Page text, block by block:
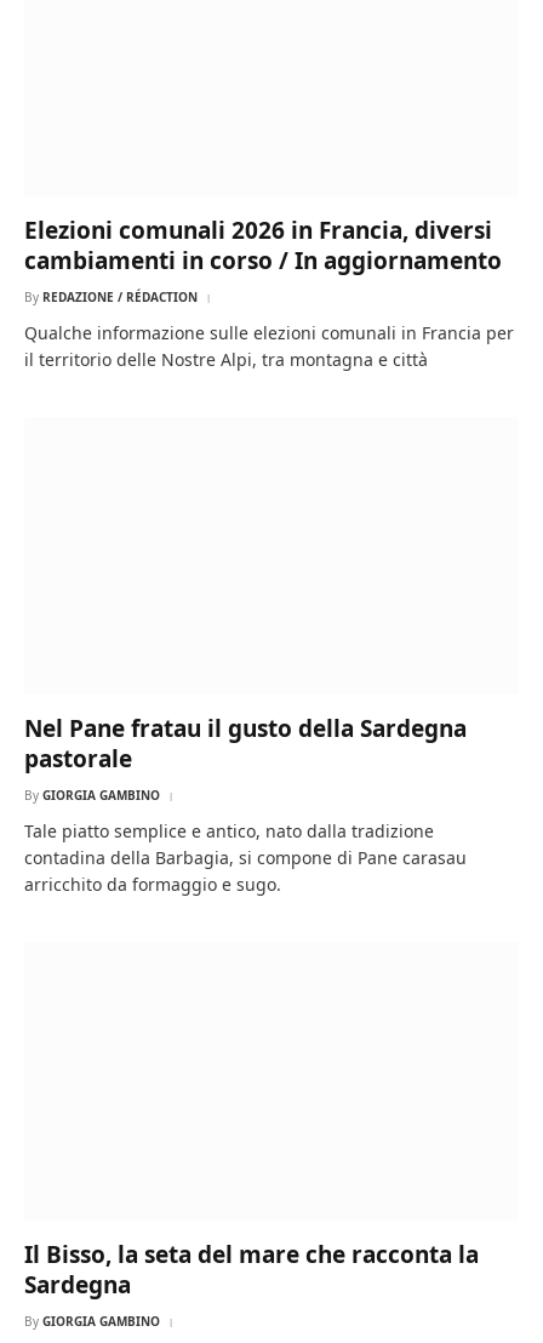
Elezioni comunali 2026 in Francia, diversi
cambiamenti in corso / In aggiornamento
By REDAZIONE / RÉDACTION
Qualche informazione sulle elezioni comunali in Francia per
il territorio delle Nostre Alpi, tra montagna e città
Nel Pane fratau il gusto della Sardegna
pastorale
By GIORGIA GAMBINO
Tale piatto semplice e antico, nato dalla tradizione
contadina della Barbagia, si compone di Pane carasau
arricchito da formaggio e sugo.
Il Bisso, la seta del mare che racconta la
Sardegna
By GIORGIA GAMBINO